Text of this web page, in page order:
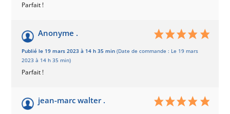
Parfait !
Anonyme .
Publié le 19 mars 2023 à 14 h 35 min(Date de commande : Le 19 mars
2023 à 14 h 35 min)
Parfait !
jean-marc walter .